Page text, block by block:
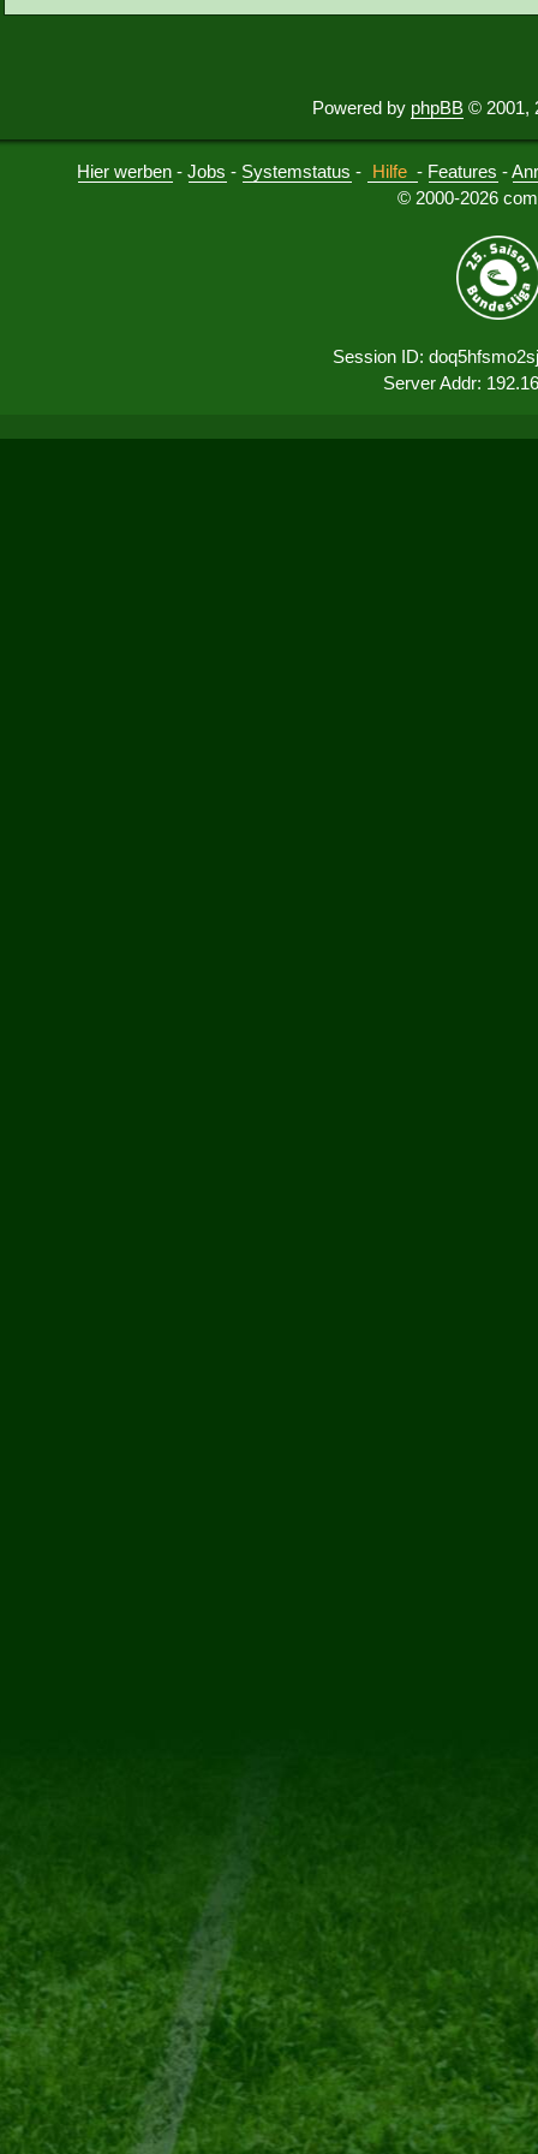
Powered by phpBB © 2001,
Hier werben -Jobs - Systemstatus - Hilfe - Features -
© 2000-2026
Session ID:
Server Addr: